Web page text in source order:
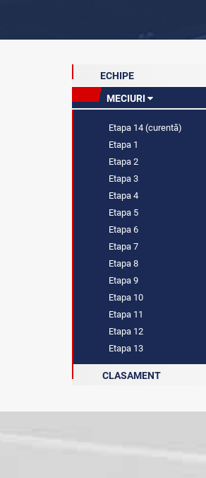
ECHIPE
MECIURI
Etapa 14 (curentă)
Etapa 1
Etapa 2
Etapa 3
Etapa 4
Etapa 5
Etapa 6
Etapa 7
Etapa 8
Etapa 9
Etapa 10
Etapa 11
Etapa 12
Etapa 13
CLASAMENT